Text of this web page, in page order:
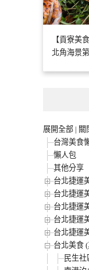
【貢寮美
北角海景
展開全部 | 關
台灣美食
懶人包
其他分享
台北捷運
台北捷運
台北捷運
台北捷運
台北捷運
台北美食
民生社